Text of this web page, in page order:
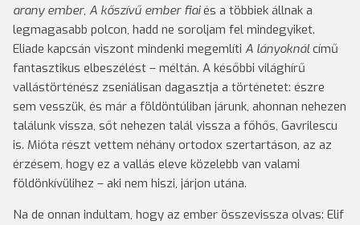
arany ember, A kőszívű ember fiaiés a többiek állnak a
legmagasabb polcon, hadd ne soroljam fel mindegyiket.
Eliade kapcsán viszont mindenki megemlíti A lányoknálcímű
fantasztikus elbeszélést – méltán. A későbbi világhírű
vallástörténész zseniálisan dagasztja a történetet: észre
sem vesszük, és már a földöntúliban járunk, ahonnan nehezen
találunk vissza, sőt nehezen talál vissza a főhős, Gavrilescu
is. Mióta részt vettem néhány ortodox szertartáson, az az
érzésem, hogy ez a vallás eleve közelebb van valami
földönkívülihez – aki nem hiszi, járjon utána.
Na de onnan indultam, hogy az ember összevissza olvas: Elif